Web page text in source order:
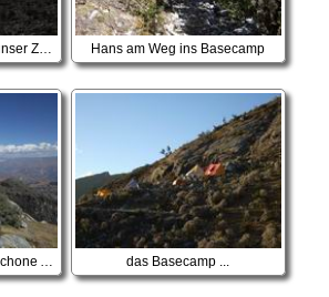
Die Esel transportieren unser Zeug ins Basecamp Hans am Weg ins Basecamp
das Basecamp ...